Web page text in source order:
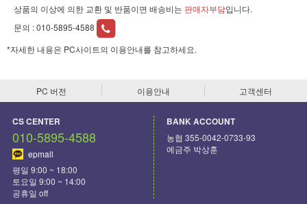
상품의 이상에 의한 교환 및 반품이면 배송비는 판매자부담입니다.
문의 :010-5895-4588
*자세한 내용은 PC사이트의 이용안내를 참고하세요.
PC 버전 이용안내 고객센터
CS CENTER
010-5895-4588
epmall
평일 9:00 ~ 18:00
토요일 9:00 ~ 14:00
공휴일 off
BANK ACCOUNT
농협 355-0042-0733-93
예금주 박상훈